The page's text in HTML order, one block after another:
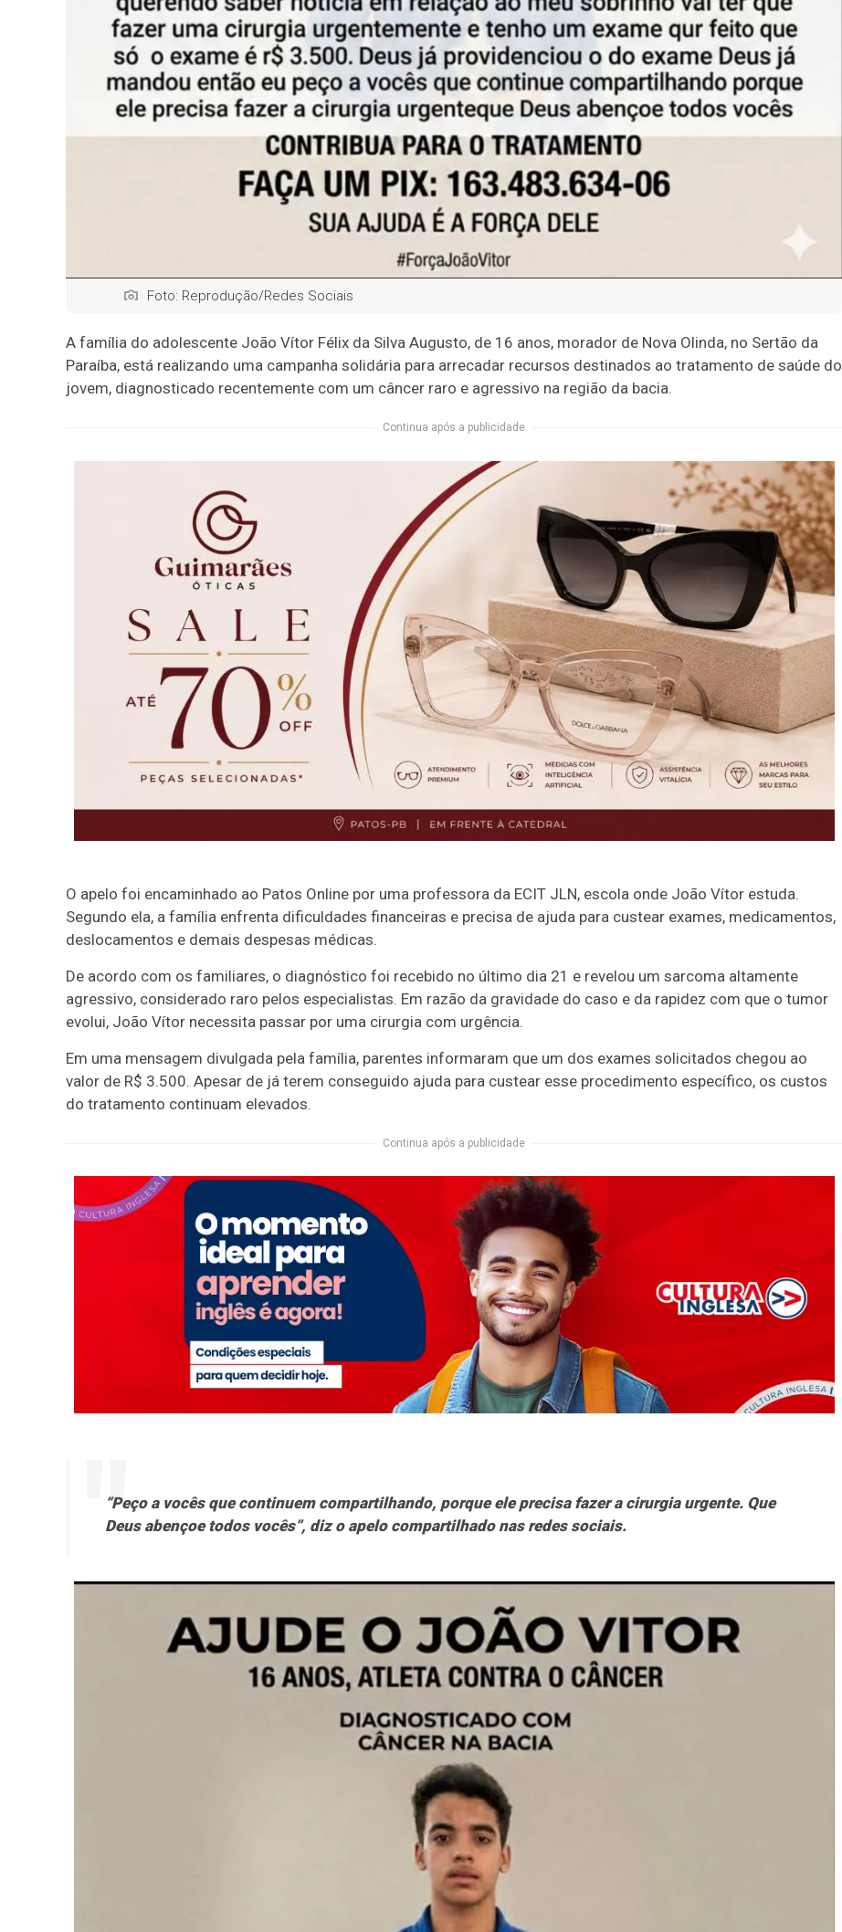
Foto: Reprodução/Redes Sociais
A família do adolescente João Vítor Félix da Silva Augusto, de 16 anos, morador de Nova Olinda, no Sertão da
Paraíba, está realizando uma campanha solidária para arrecadar recursos destinados ao tratamento de saúde do
jovem, diagnosticado recentemente com um câncer raro e agressivo na região da bacia.
Continua após a publicidade
O apelo foi encaminhado ao Patos Online por uma professora da ECIT JLN, escola onde João Vítor estuda.
Segundo ela, a família enfrenta dificuldades financeiras e precisa de ajuda para custear exames, medicamentos,
deslocamentos e demais despesas médicas.
De acordo com os familiares, o diagnóstico foi recebido no último dia 21 e revelou um sarcoma altamente
agressivo, considerado raro pelos especialistas. Em razão da gravidade do caso e da rapidez com que o tumor
evolui, João Vítor necessita passar por uma cirurgia com urgência.
Em uma mensagem divulgada pela família, parentes informaram que um dos exames solicitados chegou ao
valor de R$ 3.500. Apesar de já terem conseguido ajuda para custear esse procedimento específico, os custos
do tratamento continuam elevados.
Continua após a publicidade
“Peço a vocês que continuem compartilhando, porque ele precisa fazer a cirurgia urgente. Que
Deus abençoe todos vocês”, diz o apelo compartilhado nas redes sociais.